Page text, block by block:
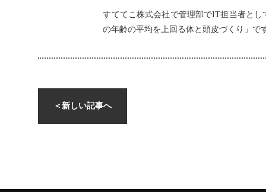
すててこ株式会社で管理部でIT担当者と
の年齢の平均を上回る体と頭皮づくり」
＜ 新しい記事へ